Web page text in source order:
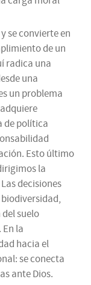
se convierte en
de un
radica una
una
un problema
de política
Esto último
la
decisiones
suelo
la
hacia el
se conecta
ante Dios.